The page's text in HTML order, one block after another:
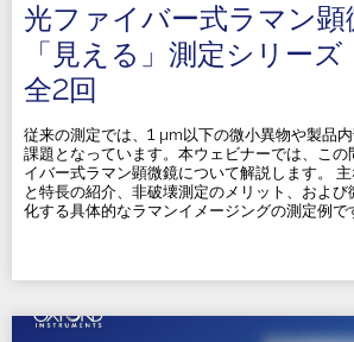
光ファイバー式ラマン顕
「見える」測定シリーズ
全2回
従来の測定では、1 µm以下の微小異物や製品
課題となっています。本ウェビナーでは、この
イバー式ラマン顕微鏡について解説します。
と特長の紹介、非破壊測定のメリット、およ
化する具体的なラマンイメージングの測定例で